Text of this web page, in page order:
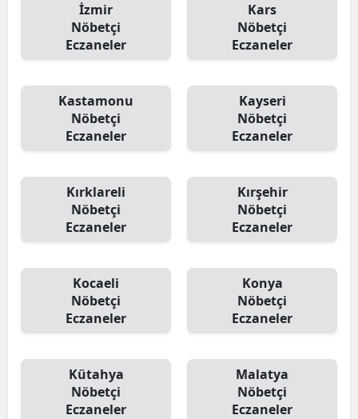
İzmir
Nöbetçi
Eczaneler
Kars
Nöbetçi
Eczaneler
Kastamonu
Nöbetçi
Eczaneler
Kayseri
Nöbetçi
Eczaneler
Kırklareli
Nöbetçi
Eczaneler
Kırşehir
Nöbetçi
Eczaneler
Kocaeli
Nöbetçi
Eczaneler
Konya
Nöbetçi
Eczaneler
Kütahya
Nöbetçi
Eczaneler
Malatya
Nöbetçi
Eczaneler